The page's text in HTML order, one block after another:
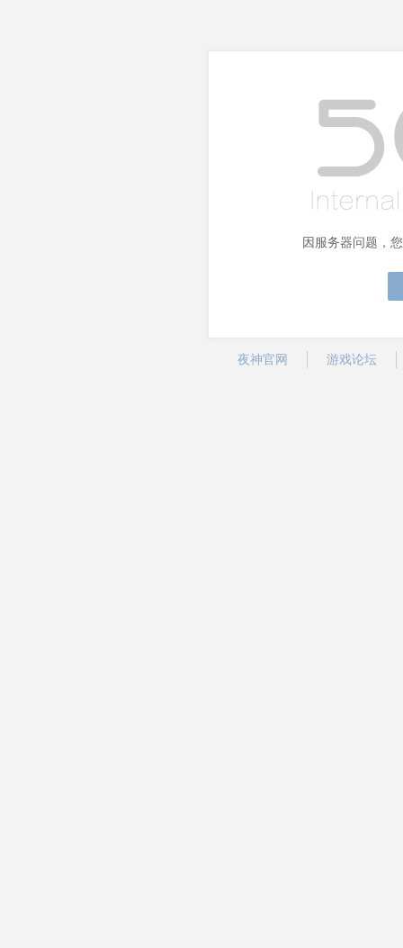
因服务器问题，
夜神官网 游戏论坛